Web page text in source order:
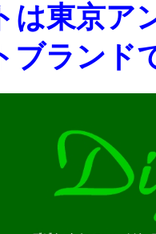
は東京ア
ブランド